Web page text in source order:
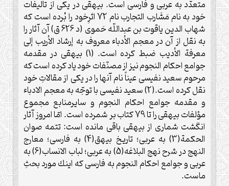
متعدّد به عربى و فارسى است. بيهقى در يكى از تأليفات
خود به نام مَشَارب التجارب نام 72 اثرِخود را بُرده است كه
شهاب الدين ياقوت بن عبداللّه حَموى (د 626 ق) آن آثار را
به نقل از آن در معجم الأدباء معروف به إرشاد الأريب إلى
معرفة الأديب ضبط كرده است. (1) بيهقى در مقدمه
جوامع احكام النجوم نيز از مصنّفات خود ياد كرده است كه
مرحوم سعيد نفيسى عيناً نام آنها را در يكى از مقالاتِ خود
نقل ‏كرده است.(2) سعيد نفيسى با توجّه به معجم الادباء
و مقدمه جوامع احكام النجوم و سايرمنابع مجموع
مؤلفات بيهقى را تا 79 كتاب بر شمرده است. امّا امروز آثار
انگشت شمارى از بيهقى باقى مانده است: تتمه صوان
الحكمة(3) به عربى‏؛ تاريخ بيهق(4) به فارسى‏؛ معارج
النهج در شرح نهج البلاغه(5) به عربى‏؛ لباب الانساب(6) به
عربى و جوامع احكام النجوم به فارسى كه اينك مورد بحثِ
ماست.